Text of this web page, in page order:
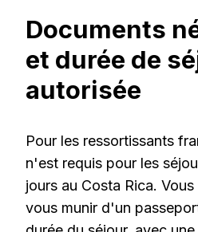
Documents
et durée de
autorisée
Pour les ressortissants
n'est requis pour les
jours au Costa Rica.
vous munir d'un